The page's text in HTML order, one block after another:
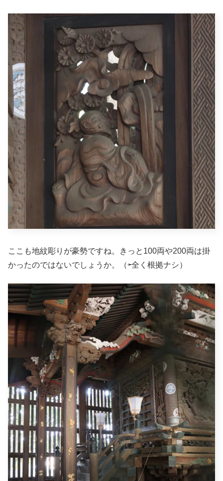
ここも地紋彫りが豪勢ですね。きっと100両や200両は掛
かったのではないでしょうか。（⇦全く根拠ナシ）